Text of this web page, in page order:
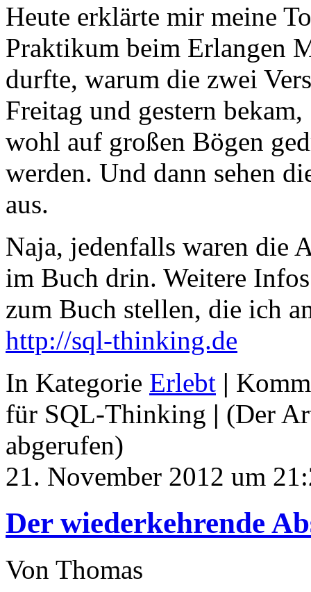
Heute erklärte mir meine
Praktikum beim Erlangen
durfte, warum die zwei
Freitag und gestern
wohl auf großen Bögen
werden. Und dann sehen
aus.
Naja, jedenfalls waren die
im Buch drin. Weitere
zum Buch stellen, die ich
http://sql-thinking.de
In Kategorie Erlebt |
für SQL-Thinking | (Der
abgerufen)
21. November 2012 um
Der wiederkehrende
Von Thomas